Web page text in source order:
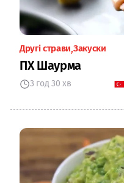
Другі страви Закуски
ПХ Шаурма
3 год 30 хв